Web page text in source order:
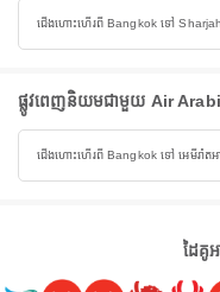
ជើងហោះហើរពី Bangkok ទៅ Sharjah
ផ្លូវពេញនិយមជាមួយ Air
ជើងហោះហើរពី Bangkok ទៅ អេមីរ៉ាតអា
ដៃគូ